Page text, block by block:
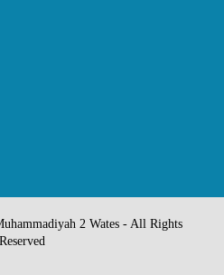
2 Wates - All Rights
Reserved